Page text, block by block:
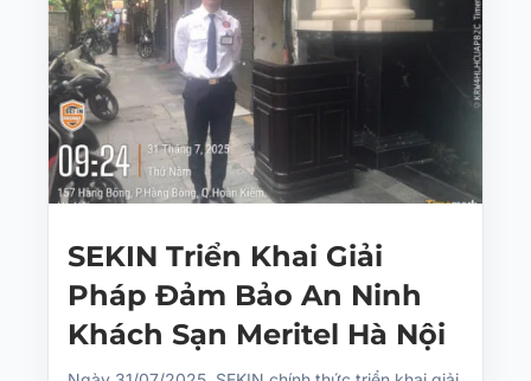
SEKIN Triển Khai Giải
Pháp Đảm Bảo An Ninh
Khách Sạn Meritel Hà Nội